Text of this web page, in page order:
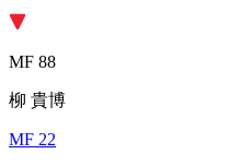
MF 88
柳 貴博
MF 22